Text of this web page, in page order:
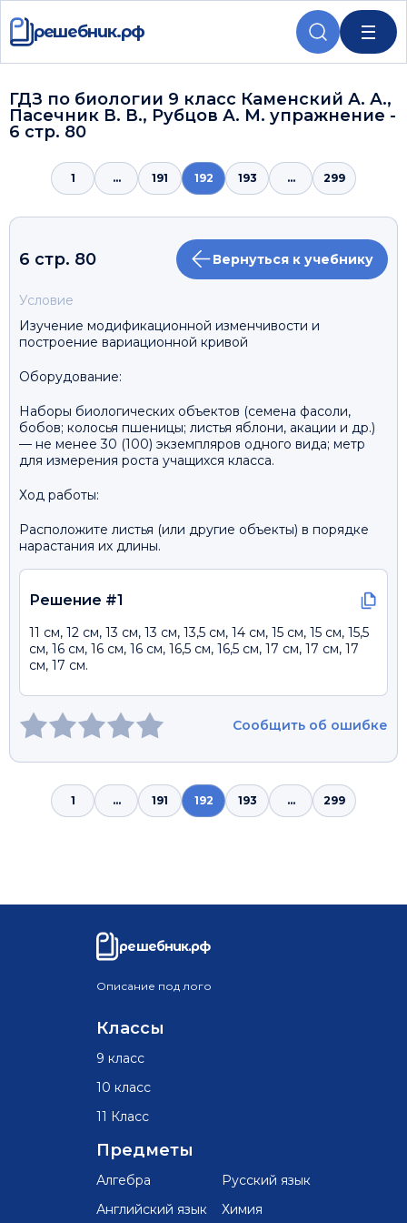
решебник.рф
ГДЗ по биологии 9 класс Каменский А. А.,
Пасечник В. В., Рубцов А. М. упражнение -
6 стр. 80
1 ... 191 192 193 ... 299
6 стр. 80 Вернуться к учебнику
Условие
Изучение модификационной изменчивости и
построение вариационной кривой
Оборудование:
Наборы биологических объектов (семена фасоли,
бобов; колосья пшеницы; листья яблони, акации и др.)
— не менее 30 (100) экземпляров одного вида; метр
для измерения роста учащихся класса.
Ход работы:
Расположите листья (или другие объекты) в порядке
нарастания их длины.
Решение #1
11 см, 12 см, 13 см, 13 см, 13,5 см, 14 см, 15 см, 15 см, 15,5
см, 16 см, 16 см, 16 см, 16,5 см, 16,5 см, 17 см, 17 см, 17
см, 17 см.
Сообщить об ошибке
1 ... 191 192 193 ... 299
решебник.рф
Описание под лого
Классы
9 класс
10 класс
11 Класс
Предметы
Алгебра
Английский язык
Русский язык
Химия